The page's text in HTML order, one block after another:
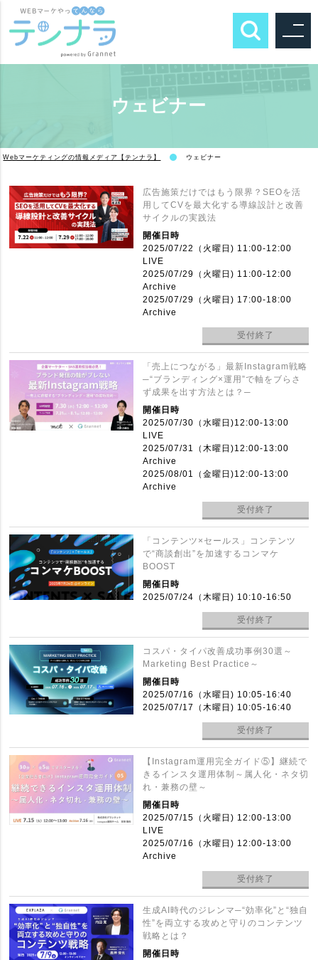
ウェビナー
Webマーケティングの情報メディア【テンナラ】 ウェビナー
広告施策だけではもう限界？SEOを活
用してCVを最大化する導線設計と改善
サイクルの実践法
開催日時
2025/07/22（火曜日) 11:00-12:00
LIVE
2025/07/29（火曜日) 11:00-12:00
Archive
2025/07/29（火曜日) 17:00-18:00
Archive
受付終了
「売上につながる」最新Instagram戦略
─“ブランディング×運用”で軸をブらさ
ず成果を出す方法とは？─
開催日時
2025/07/30（水曜日)12:00-13:00
LIVE
2025/07/31（木曜日)12:00-13:00
Archive
2025/08/01（金曜日)12:00-13:00
Archive
受付終了
「コンテンツ×セールス」コンテンツ
で“商談創出”を加速するコンマケ
BOOST
開催日時
2025/07/24（木曜日) 10:10-16:50
受付終了
コスパ・タイパ改善成功事例30選～
Marketing Best Practice～
開催日時
2025/07/16（水曜日) 10:05-16:40
2025/07/17（木曜日) 10:05-16:40
受付終了
【Instagram運用完全ガイド⑤】継続で
きるインスタ運用体制～属人化・ネタ切
れ・兼務の壁～
開催日時
2025/07/15（火曜日) 12:00-13:00
LIVE
2025/07/16（水曜日) 12:00-13:00
Archive
受付終了
生成AI時代のジレンマ─“効率化”と“独自
性”を両立する攻めと守りのコンテンツ
戦略とは？
開催日時